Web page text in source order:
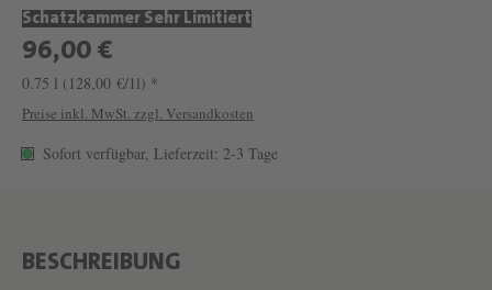
Schatzkammer Sehr Limitiert
96,00 €
0.75 l (128,00 €/1l) *
Preise inkl. MwSt. zzgl. Versandkosten
Sofort verfügbar, Lieferzeit: 2-3 Tage
BESCHREIBUNG